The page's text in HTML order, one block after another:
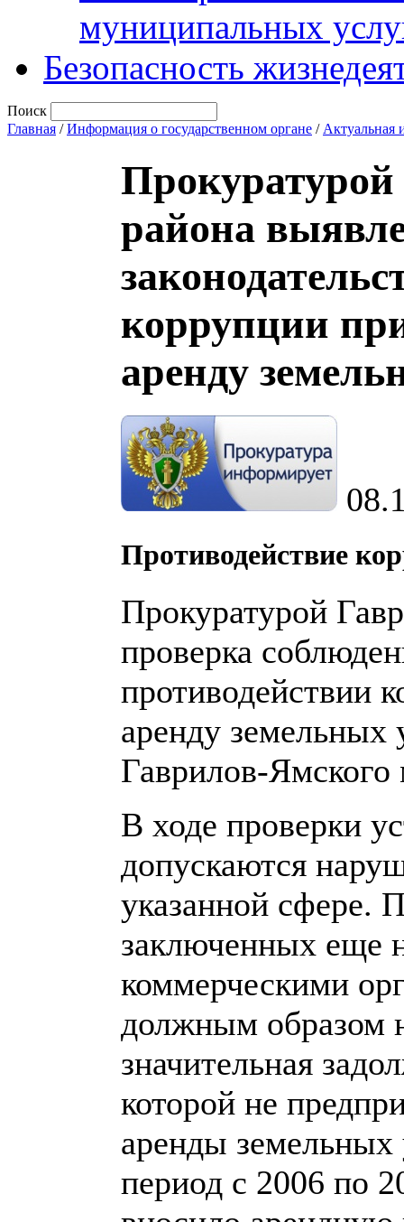
муниципальных
Безопасность
Поиск
Главная /Информация о государственном органе / Актуальная
района
коррупции
аренду
Противодействие
Прокуратурой
проверка
противодействии
аренду земельных
Гаврилов-Ямского
В ходе проверки
допускаются
указанной сфере.
заключенных еще
коммерческими
должным образом
значительная
которой не
аренды
период с 2006 по